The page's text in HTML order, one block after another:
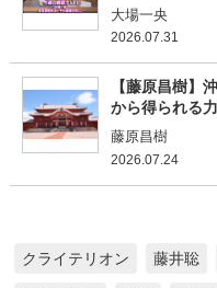
大場一央
2026.07.31
【藤原昌樹】
から得られる力
藤原昌樹
2026.07.24
クライテリオン 藤井聡